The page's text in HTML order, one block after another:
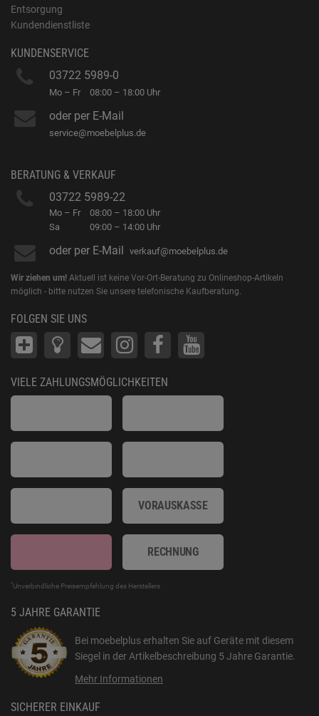
Entsorgung
Kundendienstliste
KUNDENSERVICE
03722 5989-0
Mo – Fr 08:00 – 18:00 Uhr
oder per E-Mail
service@moebelplus.de
BERATUNG & VERKAUF
03722 5989-22
Mo – Fr
Sa
08:00 – 18:00 Uhr
09:00 – 14:00 Uhr
oder per E-Mail verkauf@moebelplus.de
Wir ziehen um! Aktuell ist keine Vor-Ort-Beratung zu Onlineshop-Artikeln
möglich - bitte nutzen Sie unsere telefonische Kaufberatung.
FOLGEN SIE UNS
VIELE ZAHLUNGSMÖGLICHKEITEN
VORAUSKASSE
RECHNUNG
*Unverbindliche Preisempfehlung des Herstellers
5 JAHRE GARANTIE
Bei moebelplus erhalten Sie auf Geräte mit diesem
Siegel in der Artikelbeschreibung 5 Jahre Garantie.
Mehr Informationen
SICHERER EINKAUF